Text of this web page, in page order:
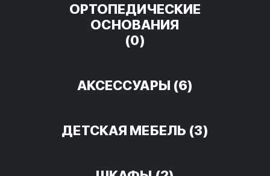
ОРТОПЕДИЧЕСКИЕ
ОСНОВАНИЯ
(0)
АКСЕССУАРЫ (6)
ДЕТСКАЯ МЕБЕЛЬ (3)